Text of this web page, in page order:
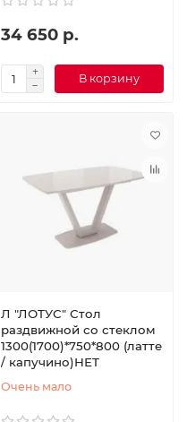
34 650 р.
В корзину
Л "ЛОТУС" Стол
раздвижной со стеклом
1300(1700)*750*800 (латте
/ капучино)НЕТ
Очень мало